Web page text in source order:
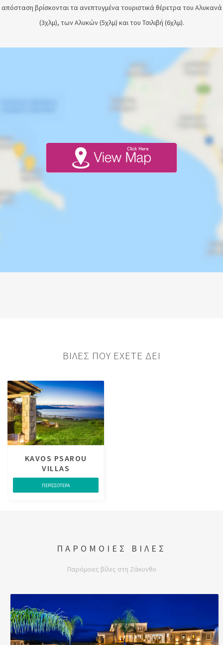
απόσταση βρίσκονται τα ανεπτυγμένα τουριστικά θέρετρα του Αλυκανά
(3χλμ), των Αλυκών (5χλμ) και του Τσιλιβή (6χλμ).
ΒΙΛΕΣ ΠΟΥ ΕΧΕΤΕ ΔΕΙ
KAVOS PSAROU
VILLAS
ΠΕΡΙΣΣΟΤΕΡΑ
ΠΑΡΟΜΟΙΕΣ ΒΙΛΕΣ
Παρόμοιες βίλες στη Ζάκυνθο